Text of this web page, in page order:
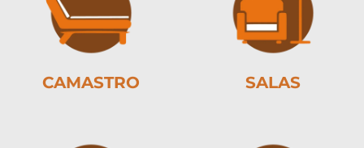
CAMASTRO SALAS